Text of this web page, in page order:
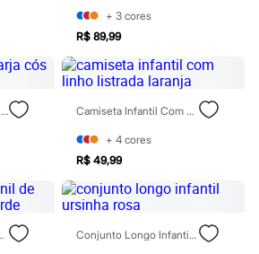
meninos
+ 3 cores
R$ 89,99
Short Infantil De Sarja Cós Elástico Rosa Camiseta Infantil Com Linho Listrada Laranja
+ 4 cores
R$ 49,99
Elástico Verde Conjunto Longo Infantil Ursinha Rosa